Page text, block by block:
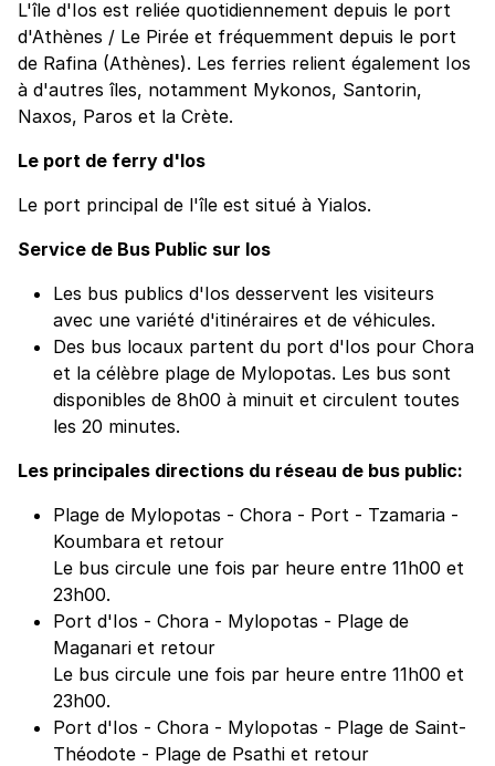
L'île d'Ios est reliée quotidiennement depuis le port
d'Athènes / Le Pirée et fréquemment depuis le port
de Rafina (Athènes). Les ferries relient également Ios
à d'autres îles, notamment Mykonos, Santorin,
Naxos, Paros et la Crète.
Le port de ferry d'Ios
Le port principal de l'île est situé à Yialos.
Service de Bus Public sur Ios
Les bus publics d'Ios desservent les visiteurs
avec une variété d'itinéraires et de véhicules.
Des bus locaux partent du port d'Ios pour Chora
et la célèbre plage de Mylopotas. Les bus sont
disponibles de 8h00 à minuit et circulent toutes
les 20 minutes.
Les principales directions du réseau de bus public:
Plage de Mylopotas - Chora - Port - Tzamaria -
Koumbara et retour
Le bus circule une fois par heure entre 11h00 et
23h00.
Port d'Ios - Chora - Mylopotas - Plage de
Maganari et retour
Le bus circule une fois par heure entre 11h00 et
23h00.
Port d'Ios - Chora - Mylopotas - Plage de Saint-
Théodote - Plage de Psathi et retour